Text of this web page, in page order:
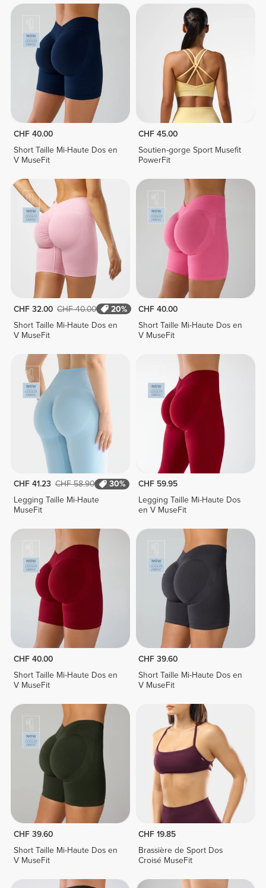
CHF 40.00
Short Taille Mi-Haute Dos en
V MuseFit
CHF 45.00
Soutien-gorge Sport Musefit
PowerFit
CHF 32.00 CHF 40.00
20%
Short Taille Mi-Haute Dos en
V MuseFit
CHF 40.00
Short Taille Mi-Haute Dos en
V MuseFit
CHF 41.23 CHF 58.90
30%
Legging Taille Mi-Haute
MuseFit
CHF 59.95
Legging Taille Mi-Haute Dos
en V MuseFit
CHF 40.00
Short Taille Mi-Haute Dos en
V MuseFit
CHF 39.60
Short Taille Mi-Haute Dos en
V MuseFit
CHF 39.60
Short Taille Mi-Haute Dos en
V MuseFit
CHF 19.85
Brassière de Sport Dos
Croisé MuseFit